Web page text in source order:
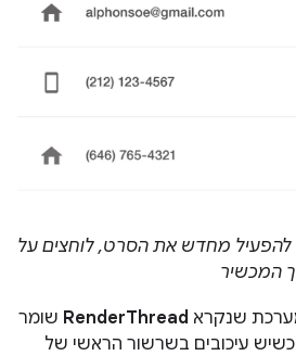
להפעיל מחדש את הסרט, לוחצים על
המכשיר
שנקרא RenderThread שומר
עיכובים בשרשור הראשי של